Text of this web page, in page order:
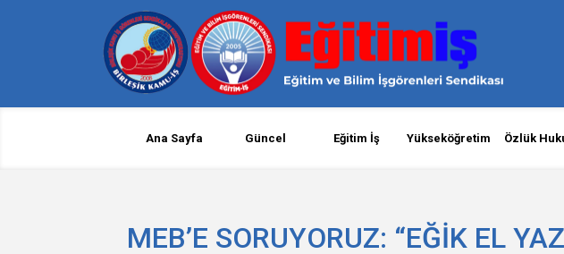
Ana Sayfa Güncel Eğitim İş Yükseköğretim Özlük
MEB’E SORUYORUZ: “EĞİK EL